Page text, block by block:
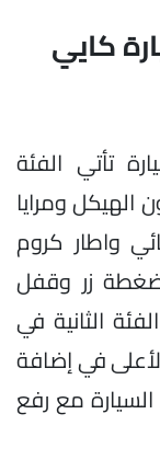
كايي
تأتي الفئة
بلون الهيكل ومرايا
واطار كروم
بضغطة زر وقفل
الثانية في
الأعلى في إضافة
مع رفع